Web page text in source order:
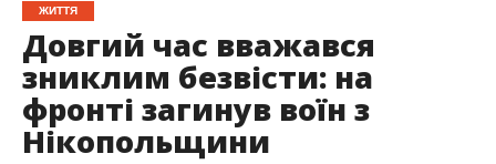
ЖИТТЯ
Довгий час вважався
зниклим безвісти: на
фронті загинув воїн з
Нікопольщини